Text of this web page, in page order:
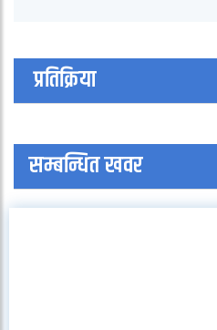
प्रतिक्रिया
सम्बन्धित खवर